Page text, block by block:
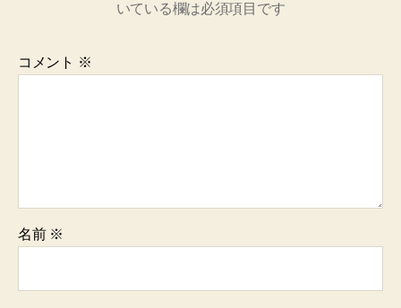
いている欄は必須項目です
コメント ※
名前 ※